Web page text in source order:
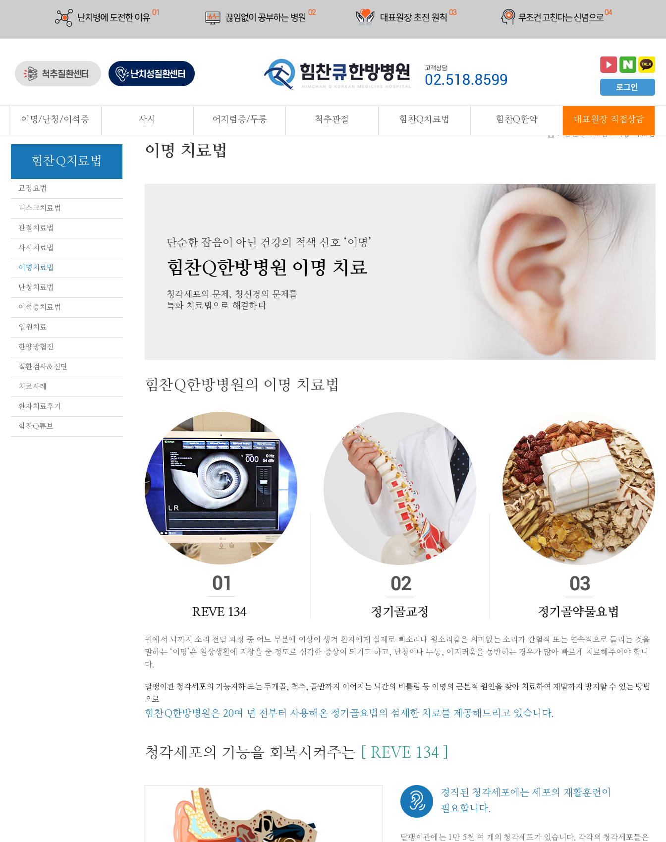
이명/난청/이석증 사시 어지럼증/두통 척추관절 힘찬Q치료법 힘찬Q한약 대표원장 직접상담
힘찬Q치료법
이명 치료법
힘찬Q치료법
교정요법
디스크치료법
관절치료법
사시치료법
이명치료법
난청치료법
이석증치료법
입원치료
한양방협진
질환검사&진단
치료사례
환자치료후기
힘찬Q튜브
이명 치료법
단순한 잡음이 아닌 건강의 적색 신호 ‘이명’
힘찬Q한방병원 이명 치료
청각세포의 문제, 청신경의 문제를
특화 치료법으로 해결하다
힘찬Q한방병원의 이명 치료법
REVE 134 정기골교정 정기골약물요법
귀에서 뇌까지 소리 전달 과정 중 어느 부분에 이상이 생겨 환자에게 실제로 삐소리나 윙소리같은 의미없는 소리가 간헐적 또는 연속적으로 들리는 것을
말하는 ‘이명’은 일상생활에 지장을 줄 정도로 심각한 증상이 되기도 하고, 난청이나 두통, 어지러움을 동반하는 경우가 많아 빠르게 치료해주어야 합니
다.
달팽이관 청각세포의 기능저하 또는 두개골, 척추, 골반까지 이어지는 뇌간의 비틀림 등 이명의 근본적 원인을 찾아 치료하여 재발까지 방지할 수 있는 방법
으로
힘찬Q한방병원은 20여 년 전부터 사용해온 정기골요법의 섬세한 치료를 제공해드리고 있습니다.
청각세포의 기능을 회복시켜주는 [ REVE 134 ]
경직된 청각세포에는 세포의 재활훈련이
필요합니다.
달팽이관에는 1만 5천 여 개의 청각세포가 있습니다. 각각의 청각세포들은